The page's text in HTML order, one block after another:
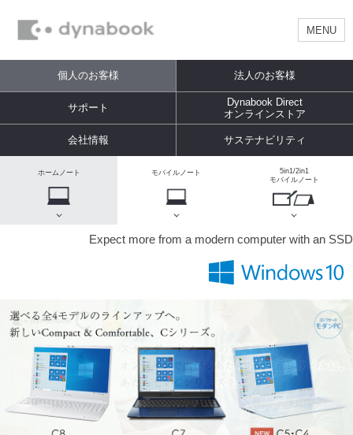
MENU
個人のお客様 法人のお客様
サポート
Dynabook Direct
オンラインストア
会社情報 サステナビリティ
ホームノート モバイルノート
5in1/2in1
モバイルノート
Expect more from a modern computer with an SSD